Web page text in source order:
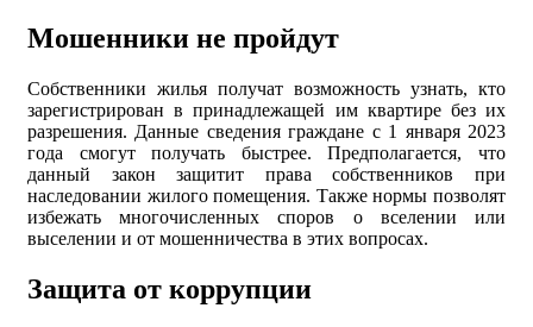
Мошенники не пройдут
Собственники жилья получат возможность узнать, кто
зарегистрирован в принадлежащей им квартире без их
разрешения. Данные сведения граждане с 1 января 2023
года смогут получать быстрее. Предполагается, что
данный закон защитит права собственников при
наследовании жилого помещения. Также нормы позволят
избежать многочисленных споров о вселении или
выселении и от мошенничества в этих вопросах.
Защита от коррупции